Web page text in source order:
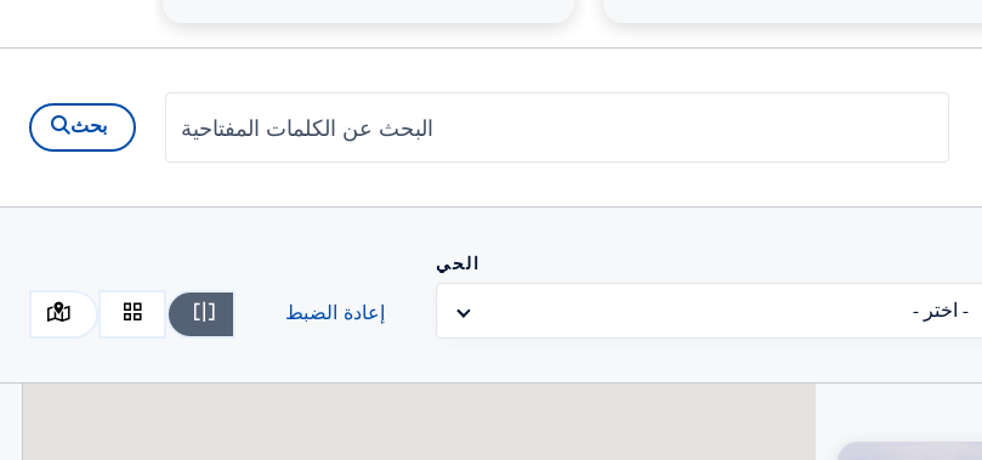
البحث عن الكلمات المفتاحية بحث
الحي
- اختر - إعادة الضبط